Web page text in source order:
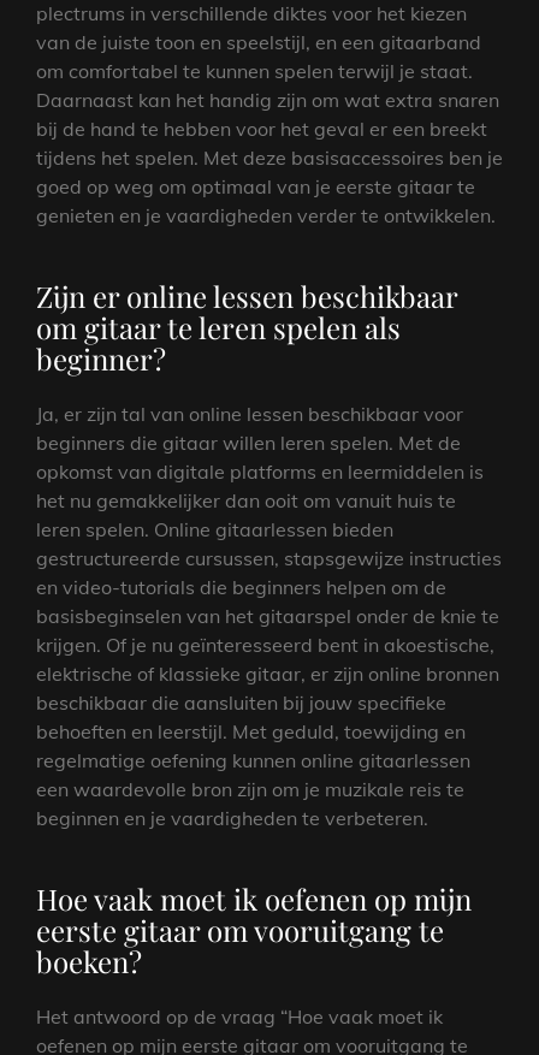
plectrums in verschillende diktes voor het kiezen
van de juiste toon en speelstijl, en een gitaarband
om comfortabel te kunnen spelen terwijl je staat.
Daarnaast kan het handig zijn om wat extra snaren
bij de hand te hebben voor het geval er een breekt
tijdens het spelen. Met deze basisaccessoires ben je
goed op weg om optimaal van je eerste gitaar te
genieten en je vaardigheden verder te ontwikkelen.
Zijn er online lessen beschikbaar
om gitaar te leren spelen als
beginner?
Ja, er zijn tal van online lessen beschikbaar voor
beginners die gitaar willen leren spelen. Met de
opkomst van digitale platforms en leermiddelen is
het nu gemakkelijker dan ooit om vanuit huis te
leren spelen. Online gitaarlessen bieden
gestructureerde cursussen, stapsgewijze instructies
en video-tutorials die beginners helpen om de
basisbeginselen van het gitaarspel onder de knie te
krijgen. Of je nu geïnteresseerd bent in akoestische,
elektrische of klassieke gitaar, er zijn online bronnen
beschikbaar die aansluiten bij jouw specifieke
behoeften en leerstijl. Met geduld, toewijding en
regelmatige oefening kunnen online gitaarlessen
een waardevolle bron zijn om je muzikale reis te
beginnen en je vaardigheden te verbeteren.
Hoe vaak moet ik oefenen op mijn
eerste gitaar om vooruitgang te
boeken?
Het antwoord op de vraag “Hoe vaak moet ik
oefenen op mijn eerste gitaar om vooruitgang te